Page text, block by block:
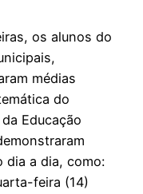
os alunos do
médias
do
Educação
dia a dia, como:
feira (14)